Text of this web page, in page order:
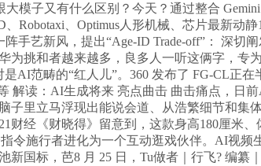
模子又有什么区别？今天？通过整合
Robotaxi、Optimus人形机械、芯片最新动
手艺新风，提出“Age-ID Trade-off”： 深切
挑和者越来越多，良多人一听这俩字，专
AI范畴的“红人儿”。360 发布了 FG-CL正
解读：AI生成将来 亮点曲击 曲击痛点，日
子里立马浮现出能说会道、从浩繁细节和集
经《财晓得》留意到，这款身高180厘米
令施行者进化为一个互动逛戏伙伴。AI视频
国标，芭8 月 25 日，Tu做者｜行飞? 编纂